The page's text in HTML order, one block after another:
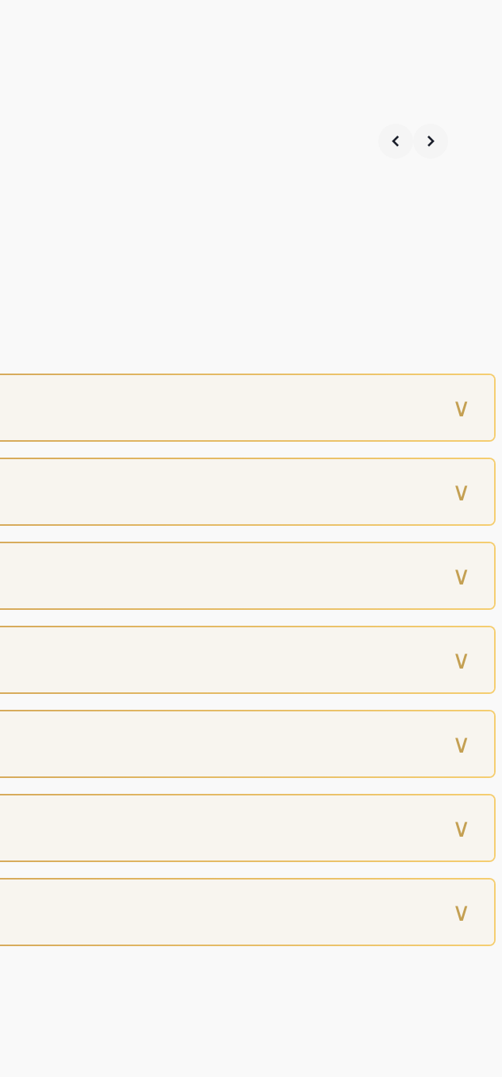
∨
∨
∨
∨
∨
∨
∨